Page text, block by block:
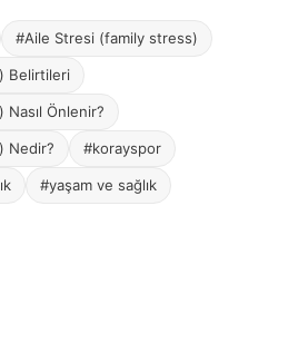
#Aile Stresi (family stress)
Belirtileri
Önlenir?
Nedir? #korayspor
#yaşam ve sağlık